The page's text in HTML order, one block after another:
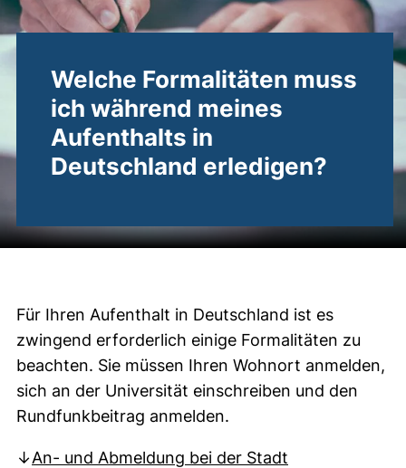
Welche Formalitäten muss
ich während meines
Aufenthalts in
Deutschland erledigen?
Formalitäten
Für Ihren Aufenthalt in Deutschland ist es
zwingend erforderlich einige Formalitäten zu
beachten. Sie müssen Ihren Wohnort anmelden,
sich an der Universität einschreiben und den
Rundfunkbeitrag anmelden.
↓An- und Abmeldung bei der Stadt